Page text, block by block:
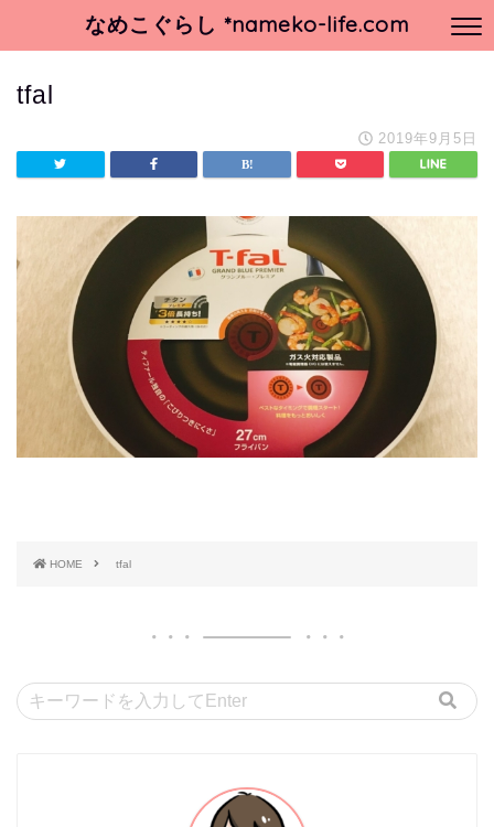
なめこぐらし *nameko-life.com
tfal
2019年9月5日
HOME tfal